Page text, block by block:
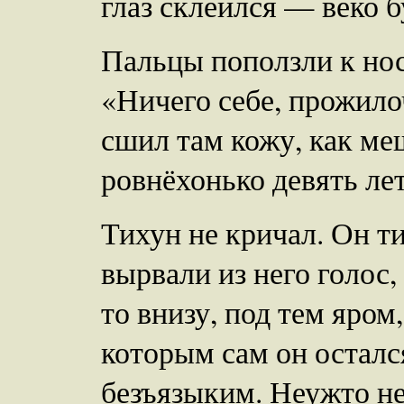
Пальцы поползли к
«Ничего себе,
сшил там кожу, как
ровнёхонько девять
Тихун не кричал. Он
вырвали из него
то внизу, под тем
которым сам он
безъязыким. Неужто